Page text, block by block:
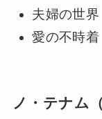
夫婦の世界
愛の不時着
ノ・テナム